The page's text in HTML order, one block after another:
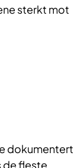
sterkt mot
dokumentert
de fleste